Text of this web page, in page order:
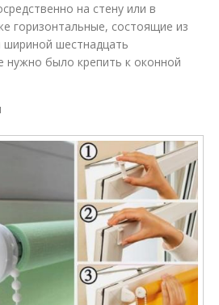
на стену или в
горизонтальные, состоящие из
шестнадцать
нужно было крепить к оконной